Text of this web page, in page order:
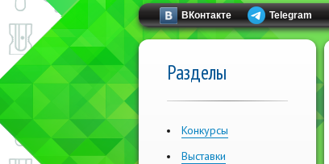
ВКонтакте Telegram
Разделы
Конкурсы
Выставки